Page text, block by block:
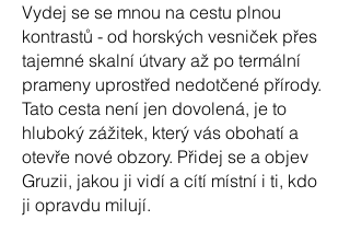
Vydej se se mnou na cestu plnou
kontrastů - od horských vesniček přes
tajemné skalní útvary až po termální
prameny uprostřed nedotčené přírody.
Tato cesta není jen dovolená, je to
hluboký zážitek, který vás obohatí a
otevře nové obzory. Přidej se a objev
Gruzii, jakou ji vidí a cítí místní i ti, kdo
ji opravdu milují.